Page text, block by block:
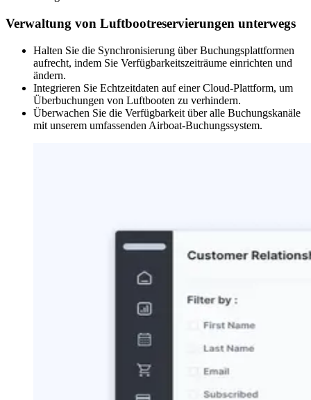
Verwaltung von Luftbootreservierungen unterwegs
Halten Sie die Synchronisierung über Buchungsplattformen
aufrecht, indem Sie Verfügbarkeitszeiträume einrichten und
ändern.
Integrieren Sie Echtzeitdaten auf einer Cloud-Plattform, um
Überbuchungen von Luftbooten zu verhindern.
Überwachen Sie die Verfügbarkeit über alle Buchungskanäle
mit unserem umfassenden Airboat-Buchungssystem.